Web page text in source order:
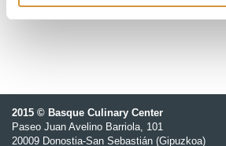
2015 © Basque Culinary Center
Paseo Juan Avelino Barriola, 101
20009 Donostia-San Sebastián (Gipuzkoa)